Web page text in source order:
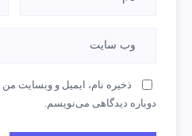
ذخیره نام، ایمیل و وبسایت
دوباره دیدگاهی می‌نویسم.